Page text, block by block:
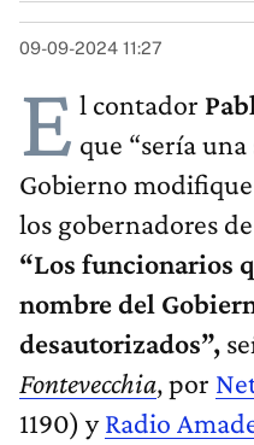
09-09-2024 11:27
E l contador
que “sería
Gobierno
los gobernadores
“Los funcionarios
nombre del
desautorizados”,
Fontevecchia, por
1190) yRadio